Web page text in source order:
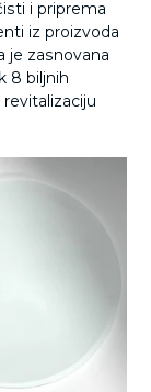
i priprema
iz proizvoda
je zasnovana
8 biljnih